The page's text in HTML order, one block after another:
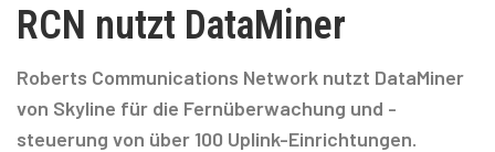
RCN nutzt DataMiner
Roberts Communications Network nutzt DataMiner
von Skyline für die Fernüberwachung und -
steuerung von über 100 Uplink-Einrichtungen.